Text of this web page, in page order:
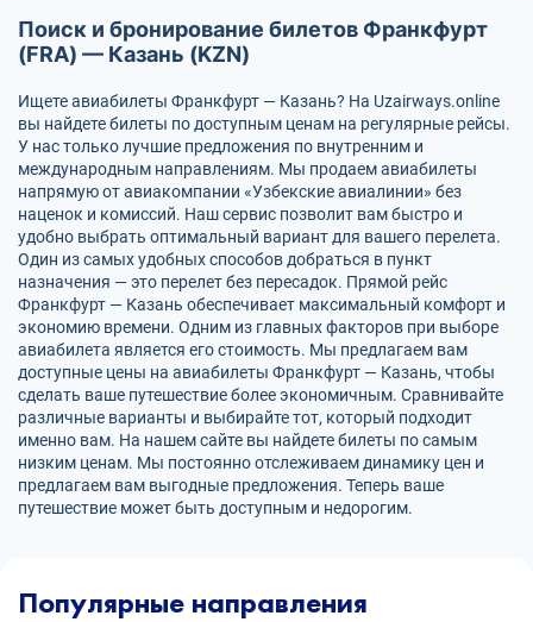
Поиск и бронирование билетов Франкфурт
(FRA) — Казань (KZN)
Ищете авиабилеты Франкфурт — Казань? На Uzairways.online
вы найдете билеты по доступным ценам на регулярные рейсы.
У нас только лучшие предложения по внутренним и
международным направлениям. Мы продаем авиабилеты
напрямую от авиакомпании «Узбекские авиалинии» без
наценок и комиссий. Наш сервис позволит вам быстро и
удобно выбрать оптимальный вариант для вашего перелета.
Один из самых удобных способов добраться в пункт
назначения — это перелет без пересадок. Прямой рейс
Франкфурт — Казань обеспечивает максимальный комфорт и
экономию времени. Одним из главных факторов при выборе
авиабилета является его стоимость. Мы предлагаем вам
доступные цены на авиабилеты Франкфурт — Казань, чтобы
сделать ваше путешествие более экономичным. Сравнивайте
различные варианты и выбирайте тот, который подходит
именно вам. На нашем сайте вы найдете билеты по самым
низким ценам. Мы постоянно отслеживаем динамику цен и
предлагаем вам выгодные предложения. Теперь ваше
путешествие может быть доступным и недорогим.
Популярные направления